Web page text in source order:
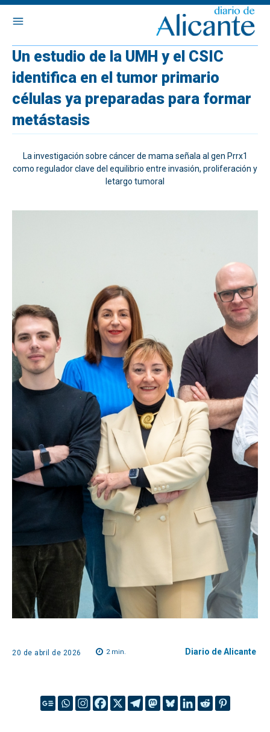
Un estudio de la UMH y el CSIC
identifica en el tumor primario
células ya preparadas para formar
metástasis
La investigación sobre cáncer de mama señala al gen Prrx1
como regulador clave del equilibrio entre invasión, proliferación y
letargo tumoral
20 de abril de 2026 2min. Diario de Alicante